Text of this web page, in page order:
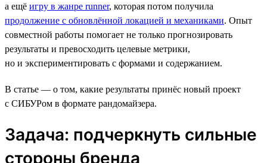
а ещё игру в жанре runner, которая потом получила
продолжение с обновлённой локацией и механиками. Опыт
совместной работы помогает не только прогнозировать
результаты и превосходить целевые метрики,
но и экспериментировать с формами и содержанием.
В статье — о том, какие результаты принёс новый проект
с СИБУРом в формате рандомайзера.
Задача: подчеркнуть сильные
стороны бренда